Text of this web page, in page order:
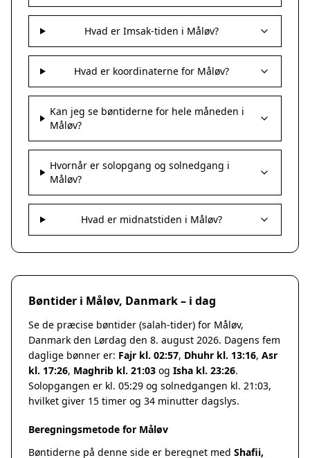
Hvad er Imsak-tiden i Måløv?
Hvad er koordinaterne for Måløv?
Kan jeg se bøntiderne for hele måneden i
Måløv?
Hvornår er solopgang og solnedgang i
Måløv?
Hvad er midnatstiden i Måløv?
Bøntider i Måløv, Danmark – i dag
Se de præcise bøntider (salah-tider) for Måløv,
Danmark den Lørdag den 8. august 2026. Dagens fem
daglige bønner er: Fajr kl. 02:57, Dhuhr kl. 13:16, Asr
kl. 17:26, Maghrib kl. 21:03 og Isha kl. 23:26.
Solopgangen er kl. 05:29 og solnedgangen kl. 21:03,
hvilket giver 15 timer og 34 minutter dagslys.
Beregningsmetode for Måløv
Bøntiderne på denne side er beregnet med Shafii,